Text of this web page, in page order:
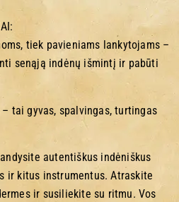
tiek pavieniams lankytojams –
senąją indėnų išmintį ir pabūti
tai gyvas, spalvingas, turtingas
autentiškus indėniškus
ir kitus instrumentus. Atraskite
ir susiliekite su ritmu. Vos